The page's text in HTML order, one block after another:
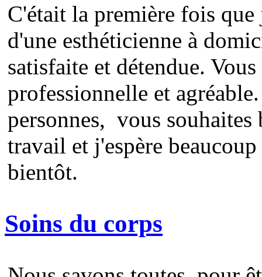
C'était la première fois
d'une esthéticienne à
satisfaite et détendue.
professionnelle et
personnes, vous
travail et j'espère
bientôt.
Soins du corps